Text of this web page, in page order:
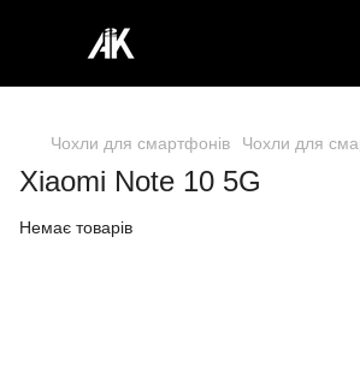
Чохли для смартфонів Чохли для
Xiaomi Note 10 5G
Немає товарів